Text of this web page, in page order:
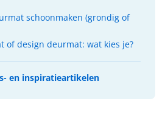
schoonmaken (grondig of
of design deurmat: wat kies je?
en inspiratieartikelen